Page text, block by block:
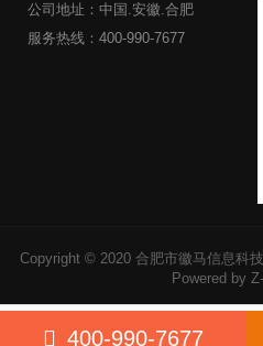
公司地址：中国.安徽.合肥
服务热线：400-990-7677
Copyright © 2020 合肥市徽马信息科
Powered by
400-990-7677